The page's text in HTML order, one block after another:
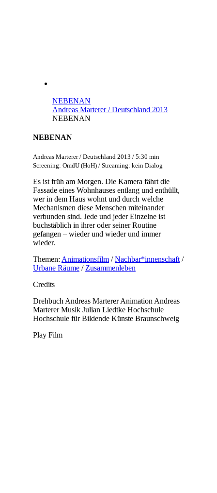
NEBENAN
Andreas Marterer / Deutschland 2013
NEBENAN
NEBENAN
Andreas Marterer / Deutschland 2013 / 5:30 min
Screening: OmdU (HoH) / Streaming: kein Dialog
Es ist früh am Morgen. Die Kamera fährt die
Fassade eines Wohnhauses entlang und enthüllt,
wer in dem Haus wohnt und durch welche
Mechanismen diese Menschen miteinander
verbunden sind. Jede und jeder Einzelne ist
buchstäblich in ihrer oder seiner Routine
gefangen – wieder und wieder und immer
wieder.
Themen: Animationsfilm/Nachbar*innenschaft/
Urbane Räume/ Zusammenleben
Credits
Drehbuch Andreas Marterer Animation Andreas
Marterer Musik Julian Liedtke Hochschule
Hochschule für Bildende Künste Braunschweig
Play Film